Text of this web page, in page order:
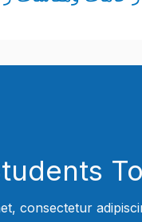
consectetur